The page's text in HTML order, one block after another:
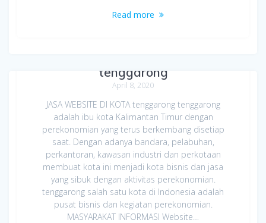
Read more
tenggarong
April 8, 2020
JASA WEBSITE DI KOTA tenggarong tenggarong
adalah ibu kota Kalimantan Timur dengan
perekonomian yang terus berkembang disetiap
saat. Dengan adanya bandara, pelabuhan,
perkantoran, kawasan industri dan perkotaan
membuat kota ini menjadi kota bisnis dan jasa
yang sibuk dengan aktivitas perekonomian.
tenggarong salah satu kota di Indonesia adalah
pusat bisnis dan kegiatan perekonomian.
MASYARAKAT INFORMASI Website…